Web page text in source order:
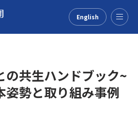
English
の共生ハンドブック~
姿勢と取り組み事例